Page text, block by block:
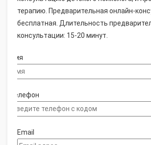
терапию. Предварительная онлайн-
бесплатная. Длительность
консультации: 15-20 минут.
Имя
Телефон
Email